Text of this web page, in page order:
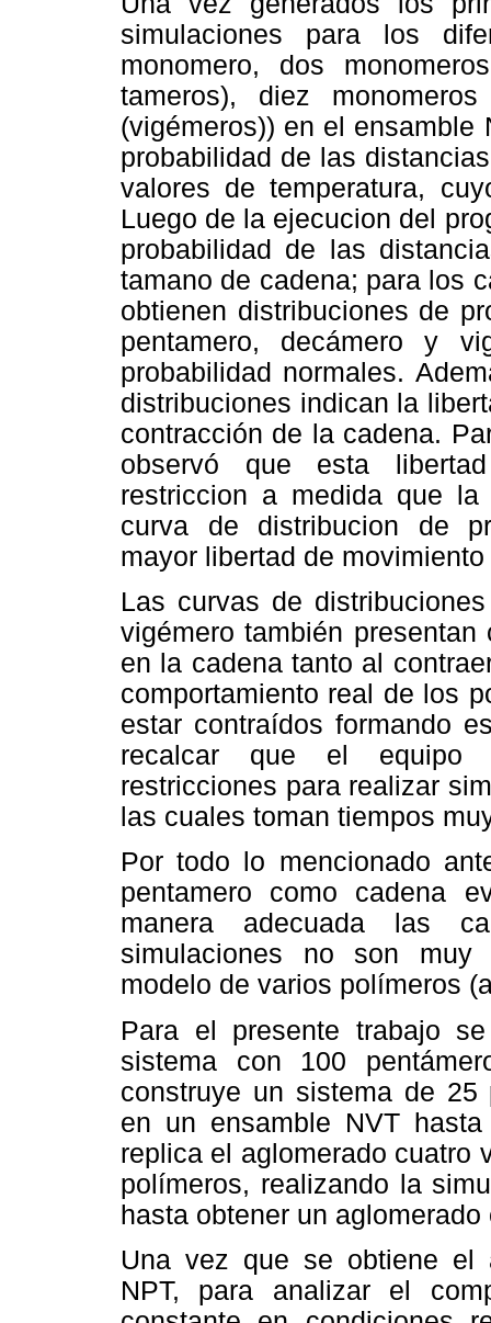
simulaciones para los
monomero, dos
tameros), diez
(vigémeros)) en el ensamble
probabilidad de las
valores de temperatura,
Luego de la ejecucion del
probabilidad de las
tamano de cadena; para los
obtienen distribuciones de
pentamero, decámero y
probabilidad normales.
distribuciones indican la
contracción de la cadena.
observó que esta
restriccion a medida que
curva de distribucion de
mayor libertad de
Las curvas de
vigémero también
en la cadena tanto al
comportamiento real de los
estar contraídos formando
recalcar que el equipo
restricciones para realizar
las cuales toman tiempos
Por todo lo mencionado
pentamero como cadena
manera adecuada las
simulaciones no son muy
modelo de varios polímeros
Para el presente trabajo
sistema con 100
construye un sistema de 25
en un ensamble NVT
replica el aglomerado cuatro
polímeros, realizando la
hasta obtener un aglomerado
Una vez que se obtiene el
NPT, para analizar el